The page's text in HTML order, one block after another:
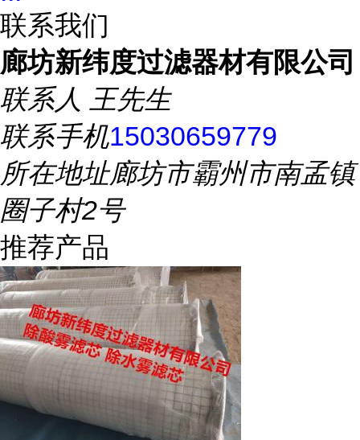
联系我们
廊坊新纬度过滤器材有限公司
联系人 王先生
联系手机15030659779
所在地址廊坊市霸州市南孟镇
圈子村2号
推荐产品